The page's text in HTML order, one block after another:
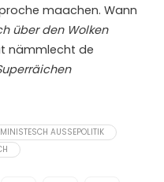
maachen. Wann
über den Wolken
nämmlecht de
AUSSEPOLITIK